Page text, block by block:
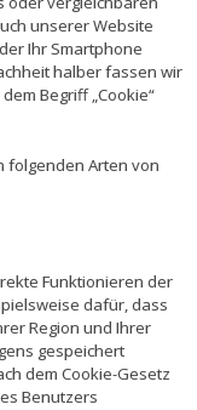
unserer Website
Ihr Smartphone
halber fassen wir
Begriff „Cookie“
folgenden Arten von
Funktionieren der
dafür, dass
Region und Ihrer
gespeichert
dem Cookie-Gesetz
Benutzers